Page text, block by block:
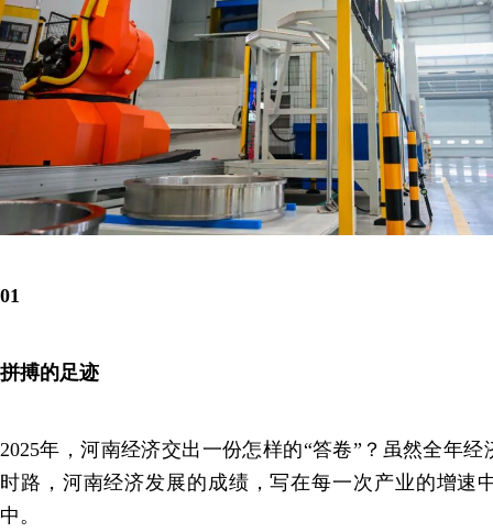
01
拼搏的足迹
2025年，河南经济交出一份怎样的“答卷”？虽然全年
时路，河南经济发展的成绩，写在每一次产业的增速
中。